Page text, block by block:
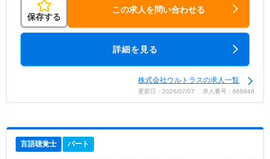
保存する
この求人を問い合わせる
詳細を見る
株式会社ウルトラスの求人一覧
更新日：2026/07/07 求人番号：668949
言語聴覚士 パート